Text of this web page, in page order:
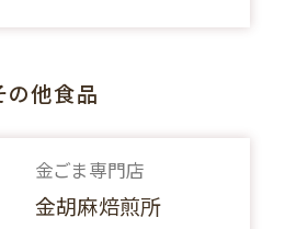
の他食品
金ごま専門店
金胡麻焙煎所